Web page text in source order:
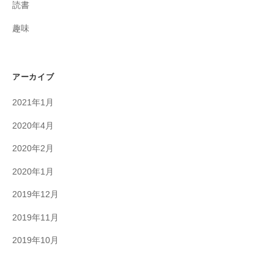
読書
趣味
アーカイブ
2021年1月
2020年4月
2020年2月
2020年1月
2019年12月
2019年11月
2019年10月